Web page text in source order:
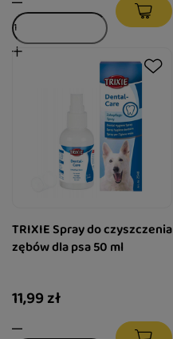
TRIXIE Spray do czyszczenia
zębów dla psa 50 ml
11,99 zł